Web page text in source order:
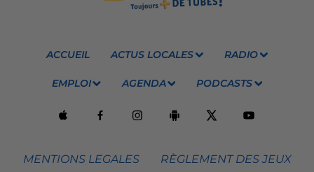
ACCUEIL ACTUS LOCALES RADIO
EMPLOI AGENDA PODCASTS
MENTIONS LEGALES RÈGLEMENT DES JEUX